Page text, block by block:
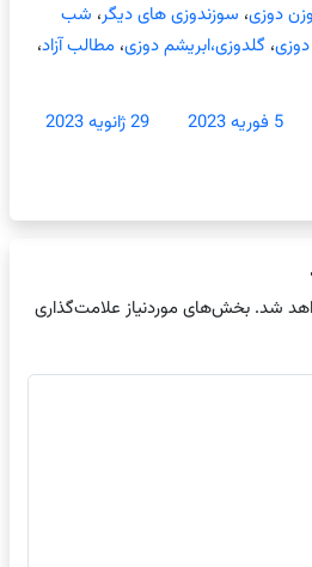
دوزی، سوزندوزی های دیگر، شب
دوزی،گلدوزی،ابریشم دوزی،مطالب آزاد،
5 فوریه 2023
29 ژانویه 2023
شد. بخش‌های موردنیاز علامت‌گذاری